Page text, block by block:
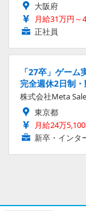
大阪府
月給31万円～
正社員
「27卒」ゲー
完全週休2日制
株式会社Meta
東京都
月給24万
新卒・インタ